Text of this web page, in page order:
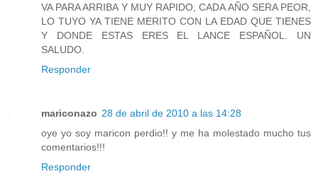
VA PARA ARRIBA Y MUY RAPIDO, CADA AÑO SERA PEOR,
LO TUYO YA TIENE MERITO CON LA EDAD QUE TIENES
Y DONDE ESTAS ERES EL LANCE ESPAÑOL. UN
SALUDO.
Responder
mariconazo 28 de abril de 2010 a las 14:28
oye yo soy maricon perdio!! y me ha molestado mucho tus
comentarios!!!
Responder